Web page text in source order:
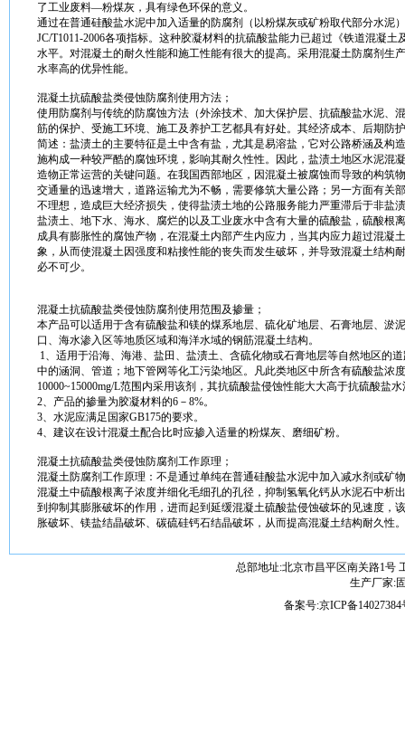
了工业废料—粉煤灰，具有绿色环保的意义。
通过在普通硅酸盐水泥中加入适量的防腐剂（以粉煤灰或矿粉取代部分水泥
JC/T1011-2006各项指标。这种胶凝材料的抗硫酸盐能力已超过《铁道混凝土
水平。对混凝土的耐久性能和施工性能有很大的提高。采用混凝土防腐剂 生产
水率高的优异性能。
混凝土抗硫酸盐类侵蚀防腐剂使用方法 ；
使用 防腐剂与传统的防腐蚀方法 （外涂技术、加大保护层、抗硫酸盐水泥、
筋的保护、受施工环境、 施工及养护工艺都具有好处。其经济成本、后期防
简述：盐渍土的主要特征是土中含有盐，尤其是易溶盐，它对公路桥涵及构
施构成一种较严酷的腐蚀环境，影响其耐久性性。因此，盐渍土地区水泥混
造物正常运营的关键问题。在我国西部地区，因混凝土被腐蚀而导致的构筑
交通量的迅速增大，道路运输尤为不畅，需要修筑大量公路；另一方面有关
不理想，造成巨大经济损失，使得盐渍土地的公路服务能力严重滞后于非盐
盐渍土、地下水、海水、腐烂的以及工业废水中含有大量的硫酸盐，硫酸根
成具有膨胀性的腐蚀产物，在混凝土内部产生内应力，当其内应力超过混凝土
象，从而使混凝土因强度和粘接性能的丧失而发生破坏，并导致混凝土结构耐
必不可少。
混凝土抗硫酸盐类侵蚀防腐剂使用范围及掺量；
本产品可以适用于含有硫酸盐和镁的煤系地层、硫化矿地层、石膏地层、淤
口、海水渗入区等地质区域和海洋水域的钢筋混凝土结构。
1、适用于沿海、海港、盐田、盐渍土、含硫化物或石膏地层等自然地区的
中的涵洞、管道；地下管网等化工污染地区。凡此类地区中所含有硫酸盐浓
10000~15000mg/L范围内采用该剂，其抗硫酸盐侵蚀性能大大高于抗硫酸盐水
2、产品的掺量为胶凝材料的6－8%。
3、 水泥应满足国家GB175的要求。
4、建议在设计混凝土配合比时应掺入适量的粉煤灰、磨细矿粉。
混凝土抗硫酸盐类侵蚀防腐剂工作原理；
混凝土防腐剂工作原理：不是通过单纯在普通硅酸盐水泥中加入减水剂或矿
混凝土中硫酸根离子浓度并细化毛细孔的孔径，抑制氢氧化钙从水泥石中析
到抑制其膨胀破坏的作用 ，进而起到延缓混凝土硫酸盐侵蚀破坏的见速度，
胀破坏、镁盐结晶破坏、碳硫硅钙石结晶破坏，从而提高混凝土结构耐久性。
总部地址:北京市昌平区南关路1号
生产厂家:
备案号:京ICP备